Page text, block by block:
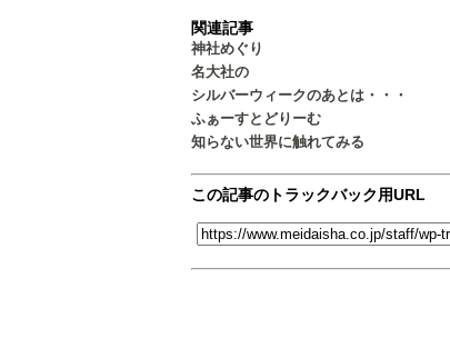
関連記事
神社めぐり
名大社の
シルバーウィークのあとは・・・
ふぁーすとどりーむ
知らない世界に触れてみる
この記事のトラックバック用URL